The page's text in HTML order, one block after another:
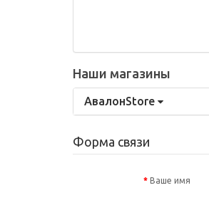
Наши магазины
АвалонStore
Форма связи
Ваше имя